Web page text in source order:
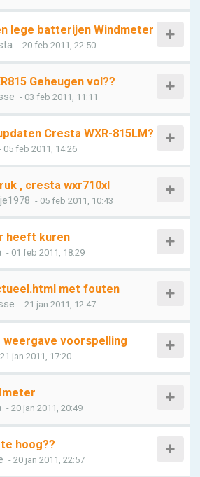
lege batterijen Windmeter
- 20 feb 2011, 22:50
Geheugen vol??
- 03 feb 2011, 11:11
Cresta WXR-815LM?
05 feb 2011, 14:26
, cresta wxr710xl
- 05 feb 2011, 10:43
heeft kuren
- 01 feb 2011, 18:29
met fouten
- 21 jan 2011, 12:47
voorspelling
jan 2011, 17:20
- 20 jan 2011, 20:49
hoog??
- 20 jan 2011, 22:57